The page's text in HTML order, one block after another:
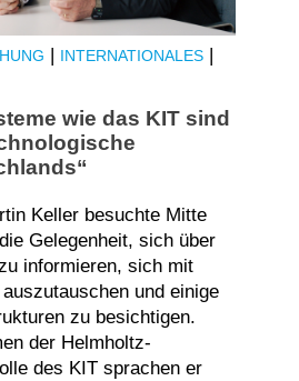
| INTERNATIONALES |
wie das KIT sind
Keller besuchte Mitte
Gelegenheit, sich über
informieren, sich mit
und einige
zu besichtigen.
der Helmholtz-
des KIT sprachen er